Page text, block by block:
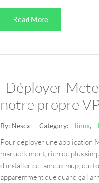
Read More
Déployer
notre propre
By: Nesca Category: linux,
Pour déployer une application
manuellement, rien de plus
d’installer ce fameux mup, qui
apparemment que quand ça